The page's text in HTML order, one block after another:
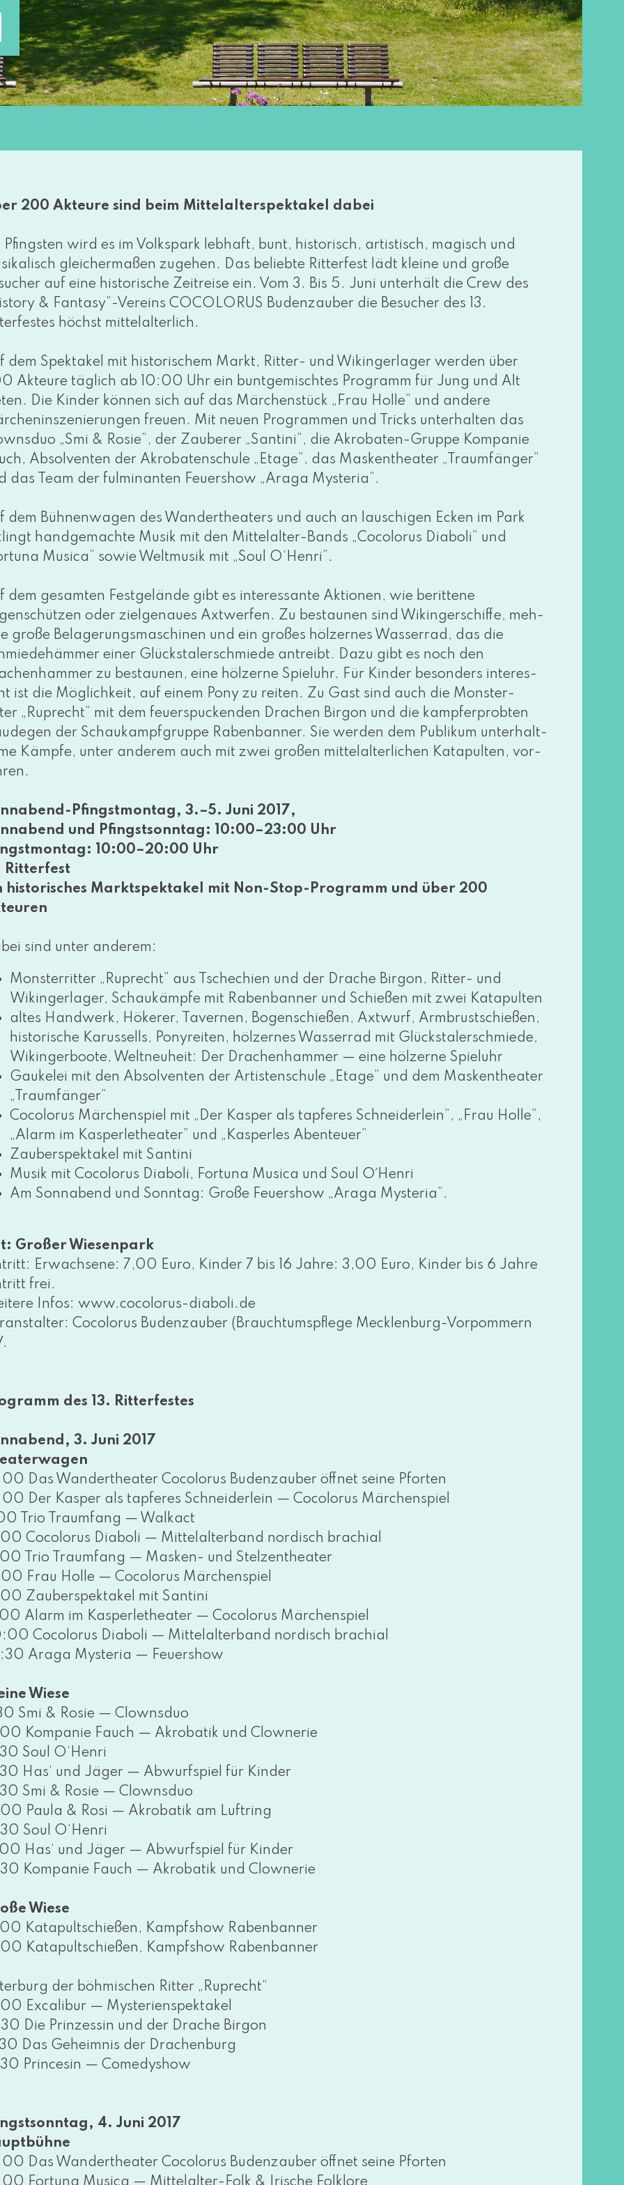
200 Akteure sind beim Mittelalterspektakel dabei
Pfingsten wird es im Volkspark leb­haft, bunt, his­to­risch, artis­tisch, magisch und
glei­cher­ma­ßen zuge­hen. Das belieb­te Ritterfest lädt klei­ne und gro­ße
auf eine his­to­ri­sche Zeitreise ein. Vom 3. Bis 5. Juni unter­hält die Crew des
& Fantasy”-Vereins COCOLORUS Budenzauber die Besucher des 13.
höchst mit­tel­al­ter­lich.
dem Spektakel mit his­to­ri­schem Markt, Ritter- und Wikingerlager wer­den über
Akteure täg­lich ab 10:00 Uhr ein bunt­ge­misch­tes Programm für Jung und Alt
Die Kinder kön­nen sich auf das Märchenstück „Frau Holle” und ande­re
freu­en. Mit neu­en Programmen und Tricks unter­hal­ten das
„Smi & Rosie”, der Zauberer „Santini”, die Akrobaten-Gruppe Kompanie
Absolventen der Akrobatenschule „Etage”, das Maskentheater „Traumfänger”
das Team der ful­mi­nan­ten Feuershow „Araga Mysteria”.
dem Bühnenwagen des Wandertheaters und auch an lau­schi­gen Ecken im Park
hand­ge­mach­te Musik mit den Mittelalter-Bands „Cocolorus Diaboli” und
Musica” sowie Weltmusik mit „Soul O‘Henri”.
dem gesam­ten Festgelände gibt es inter­es­san­te Aktionen, wie berit­te­ne
oder ziel­ge­nau­es Axtwerfen. Zu bestau­nen sind Wikingerschiffe, meh­
gro­ße Belagerungsmaschinen und ein gro­ßes höl­zer­nes Wasserrad, das die
einer Glückstalerschmiede antreibt. Dazu gibt es noch den
zu bestau­nen, eine höl­zer­ne Spieluhr. Für Kinder beson­ders inter­es­
ist die Möglichkeit, auf einem Pony zu rei­ten. Zu Gast sind auch die Monster-
„Ruprecht” mit dem feu­er­spu­cken­den Drachen Birgon und die kampf­erprob­ten
der Schaukampfgruppe Rabenbanner. Sie wer­den dem Publikum unter­halt­
Kämpfe, unter ande­rem auch mit zwei gro­ßen mit­tel­al­ter­li­chen Katapulten, vor­
Pfingstmontag, 3.–5. Juni 2017,
und Pfingstsonntag: 10:00–23:00 Uhr
10:00–20:00 Uhr
Ritterfest
his­to­ri­sches Marktspektakel mit Non-Stop-Programm und über 200
sind unter anderem:
Monsterritter „Ruprecht” aus Tschechien und der Drache Birgon, Ritter- und
Wikingerlager, Schaukämpfe mit Rabenbanner und Schießen mit zwei Katapulten
altes Handwerk, Hökerer, Tavernen, Bogenschießen, Axtwurf, Armbrustschießen,
his­to­ri­sche Karussells, Ponyreiten, höl­zer­nes Wasserrad mit Glückstalerschmiede,
Wikingerboote, Weltneuheit: Der Drachenhammer — eine höl­zer­ne Spieluhr
Gaukelei mit den Absolventen der Artistenschule „Etage” und dem Maskentheater
„Traumfänger”
Cocolorus Märchenspiel mit „Der Kasper als tap­fe­res Schneiderlein”, „Frau Holle”,
„Alarm im Kasperletheater” und „Kasperles Abenteuer”
Zauberspektakel mit Santini
Musik mit Cocolorus Diaboli, Fortuna Musica und Soul O´Henri
Am Sonnabend und Sonntag: Große Feuershow „Araga Mysteria”.
Großer Wiesenpark
Erwachsene: 7,00 Euro, Kinder 7 bis 16 Jahre: 3,00 Euro, Kinder bis 6 Jahre
frei.
Infos: www​.coco​lo​rus​-dia​bo​li​.de
Cocolorus Budenzauber (Brauchtumspflege Mecklenburg-Vorpommern
des 13. Ritterfestes
3. Juni 2017
Das Wandertheater Cocolorus Budenzauber öff­net sei­ne Pforten
Der Kasper als tap­fe­res Schneiderlein — Cocolorus Märchenspiel
Trio Traumfang — Walkact
Cocolorus Diaboli — Mittelalterband nor­disch bra­chi­al
Trio Traumfang — Masken- und Stelzentheater
Frau Holle — Cocolorus Märchenspiel
Zauberspektakel mit Santini
Alarm im Kasperletheater — Cocolorus Märchenspiel
Cocolorus Diaboli — Mittelalterband nor­disch bra­chi­al
Araga Mysteria — Feuershow
Wiese
Smi & Rosie — Clownsduo
Kompanie Fauch — Akrobatik und Clownerie
Soul O‘Henri
Has‘ und Jäger — Abwurfspiel für Kinder
Smi & Rosie — Clownsduo
Paula & Rosi — Akrobatik am Luftring
Soul O‘Henri
Has‘ und Jäger — Abwurfspiel für Kinder
Kompanie Fauch — Akrobatik und Clownerie
Wiese
Katapultschießen, Kampfshow Rabenbanner
Katapultschießen, Kampfshow Rabenbanner
der böh­mi­schen Ritter „Ruprecht“
Excalibur — Mysterienspektakel
Die Prinzessin und der Drache Birgon
Das Geheimnis der Drachenburg
Princesin — Comedyshow
4. Juni 2017
Das Wandertheater Cocolorus Budenzauber öff­net sei­ne Pforten
Fortuna Musica — Mittelalter-Folk & Irische Folklore